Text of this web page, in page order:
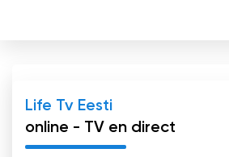
Life Tv Eesti
online - TV en direct